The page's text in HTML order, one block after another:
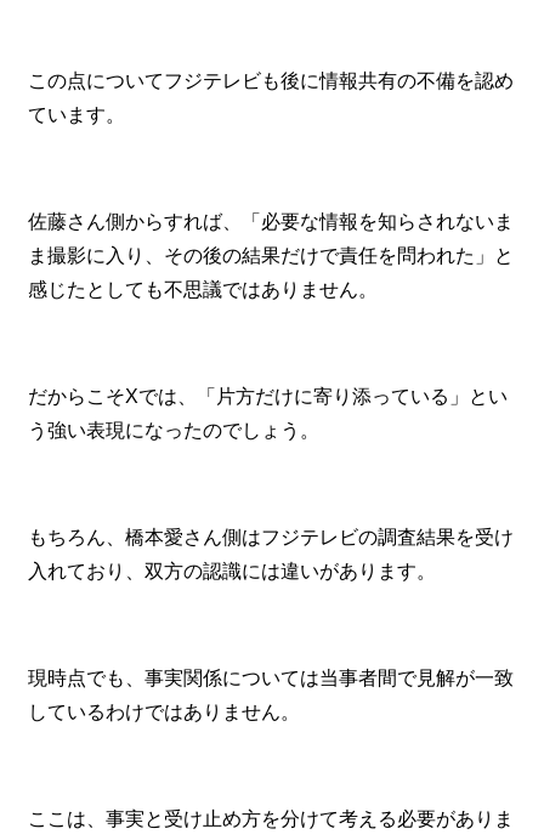
この点についてフジテレビも後に情報共有の不備を認め
ています。
佐藤さん側からすれば、「必要な情報を知らされないま
ま撮影に入り、その後の結果だけで責任を問われた」と
感じたとしても不思議ではありません。
だからこそXでは、「片方だけに寄り添っている」とい
う強い表現になったのでしょう。
もちろん、橋本愛さん側はフジテレビの調査結果を受け
入れており、双方の認識には違いがあります。
現時点でも、事実関係については当事者間で見解が一致
しているわけではありません。
ここは、事実と受け止め方を分けて考える必要がありま